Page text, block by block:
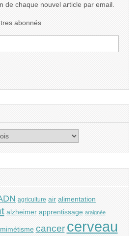
de chaque nouvel article par email.
abonnés
agriculture air alimentation
alzheimer apprentissage araignée
cancer cerveau